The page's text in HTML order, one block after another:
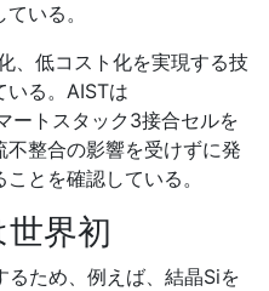
いる。
、低コスト化を実現する技
いる。AISTは
ートスタック3接合セルを
整合の影響を受けずに発
とを確認している。
界初
ため、例えば、結晶Siを